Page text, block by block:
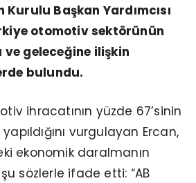
Kurulu Başkan Yardımcısı
otomotiv sektörünün
geleceğine ilişkin
bulundu.
ihracatının yüzde 67’sinin
vurgulayan Ercan,
ekonomik daralmanın
sözlerle ifade etti: “AB